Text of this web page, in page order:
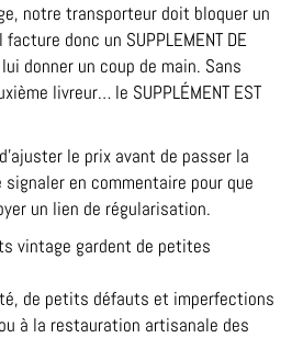
notre transporteur doit bloquer un
donc un SUPPLEMENT DE
donner un coup de main. Sans
livreur… le SUPPLÉMENT EST
le prix avant de passer la
en commentaire pour que
un lien de régularisation.
vintage gardent de petites
de petits défauts et imperfections
à la restauration artisanale des